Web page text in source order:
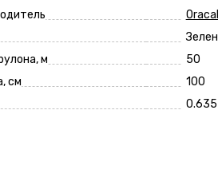
Oracal
м
50
см
100
0.635